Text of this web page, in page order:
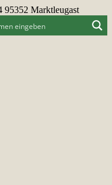
95352 Marktleugast